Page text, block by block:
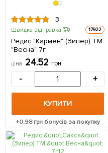
3
Швидка відправка 17922
Редис "Кармен" (Зипер) ТМ
"Весна" 7г
ціна 24.52 грн
- +
КУПИТИ
+0.98грн бонусів за покупку